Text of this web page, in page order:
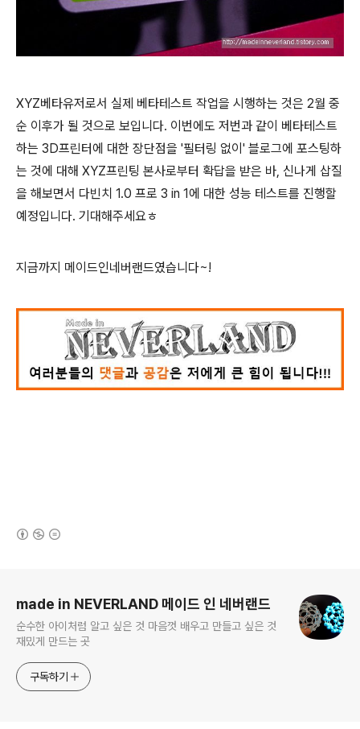
XYZ베타유저로서 실제 베타테스트 작업을 시행하는 것은 2월 중
순 이후가 될 것으로 보입니다. 이번에도 저번과 같이 베타테스트
하는 3D프린터에 대한 장단점을 '필터링 없이' 블로그에 포스팅하
는 것에 대해 XYZ프린팅 본사로부터 확답을 받은 바, 신나게 삽질
을 해보면서 다빈치 1.0 프로 3 in 1에 대한 성능 테스트를 진행할
예정입니다. 기대해주세요ㅎ
지금까지 메이드인네버랜드였습니다~!
made in NEVERLAND 메이드 인 네버랜드
순수한 아이처럼 알고 싶은 것 마음껏 배우고 만들고 싶은 것
재밌게 만드는 곳
구독하기